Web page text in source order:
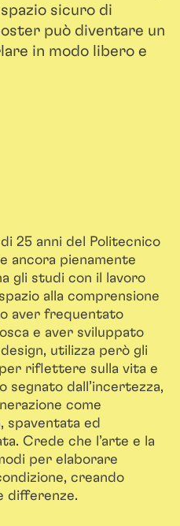
sicuro di
può diventare un
in modo libero e
25 anni del Politecnico
ancora pienamente
gli studi con il lavoro
alla comprensione
aver frequentato
e aver sviluppato
utilizza però gli
riflettere sulla vita e
segnato dall’incertezza,
come
spaventata ed
Crede che l’arte e la
per elaborare
creando
differenze.